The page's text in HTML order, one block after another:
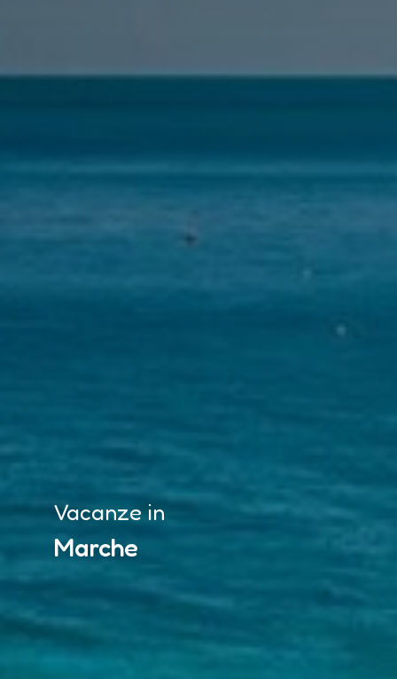
Vacanze in
Marche